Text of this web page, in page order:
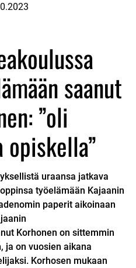
saanut
”oli
uraansa jatkava
työelämään Kajaanin
paperit aikoinaan
Korhonen on sittemmin
ja on vuosien aikana
Korhosen mukaan